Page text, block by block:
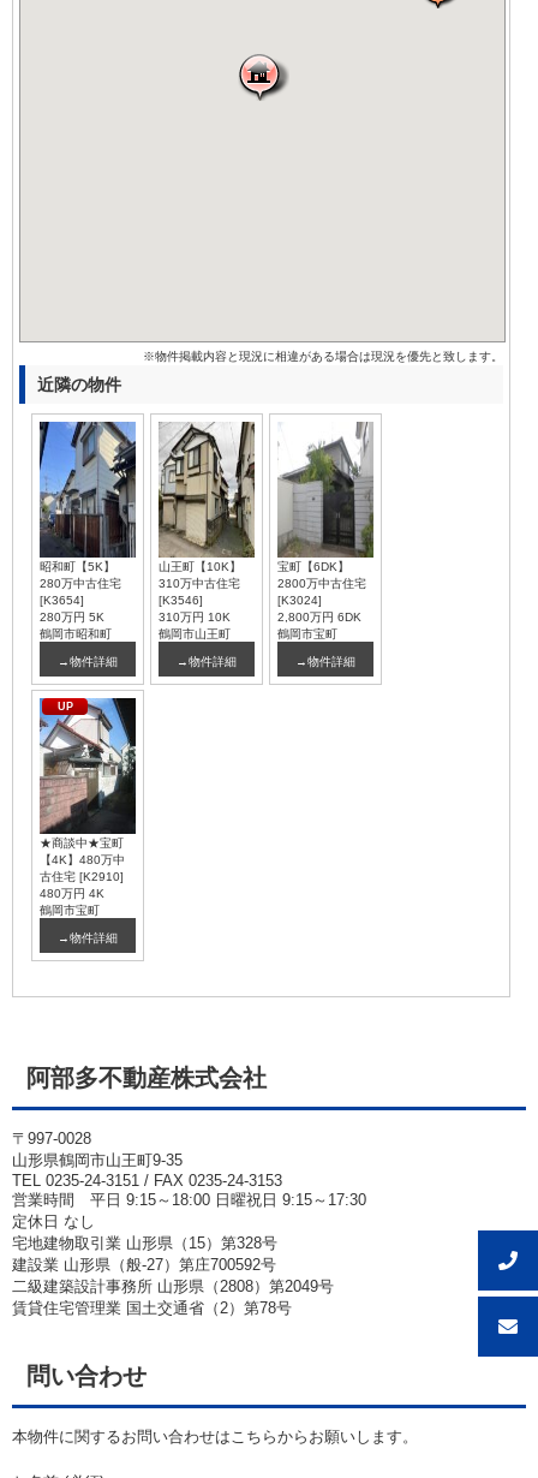
※物件掲載内容と現況に相違がある場合は現況を優先と致します。
近隣の物件
昭和町【5K】
280万中古住宅
[K3654]
280万円 5K
鶴岡市昭和町
→物件詳細
山王町【10K】
310万中古住宅
[K3546]
310万円 10K
鶴岡市山王町
→物件詳細
宝町【6DK】
2800万中古住宅
[K3024]
2,800万円 6DK
鶴岡市宝町
→物件詳細
UP
★商談中★宝町
【4K】480万中
古住宅 [K2910]
480万円 4K
鶴岡市宝町
→物件詳細
阿部多不動産株式会社
〒997-0028
山形県鶴岡市山王町9-35
TEL 0235-24-3151 / FAX 0235-24-3153
営業時間 平日 9:15～18:00 日曜祝日 9:15～17:30
定休日 なし
宅地建物取引業 山形県（15）第328号
建設業 山形県（般-27）第庄700592号
二級建築設計事務所 山形県（2808）第2049号
賃貸住宅管理業 国土交通省（2）第78号
問い合わせ
本物件に関するお問い合わせはこちらからお願いします。